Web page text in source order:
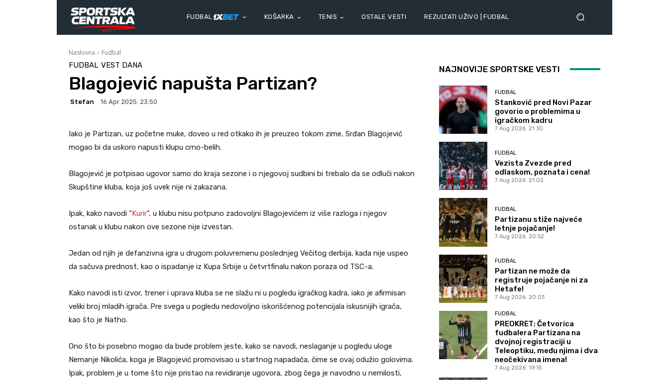
FUDBAL KOŠARKA TENIS OSTALE VESTI REZULTATI UŽIVO | FUDBAL
Naslovna Fudbal
FUDBAL VEST DANA
Blagojević napušta Partizan?
Stefan 16 Apr 2025. 23:50
Iako je Partizan, uz početne muke, doveo u red otkako ih je preuzeo tokom zime, Srđan Blagojević
mogao bi da uskoro napusti klupu crno-belih.
Blagojević je potpisao ugovor samo do kraja sezone i o njegovoj sudbini bi trebalo da se odluči nakon
Skupštine kluba, koja još uvek nije ni zakazana.
Ipak, kako navodi “Kurir“, u klubu nisu potpuno zadovoljni Blagojevićem iz više razloga i njegov
ostanak u klubu nakon ove sezone nije izvestan.
Jedan od njih je defanzivna igra u drugom poluvremenu poslednjeg Večitog derbija, kada nije uspeo
da sačuva prednost, kao o ispadanje iz Kupa Srbije u četvrtfinalu nakon poraza od TSC-a.
Kako navodi isti izvor, trener i uprava kluba se ne slažu ni u pogledu igračkog kadra, iako je afirmisan
veliki broj mladih igrača. Pre svega u pogledu nedovoljno iskorišćenog potencijala iskusnijih igrača,
kao što je Natho.
Ono što bi posebno mogao da bude problem jeste, kako se navodi, neslaganje u pogledu uloge
Nemanje Nikolića, koga je Blagojević promovisao u startnog napadača, čime se ovaj odužio golovima.
Ipak, problem je u tome što nije pristao na revidiranje ugovora, zbog čega je navodno u nemilosti,
NAJNOVIJE SPORTSKE VESTI
FUDBAL
Stanković pred Novi Pazar
govorio o problemima u
igračkom kadru
7 Aug 2026. 21:30
FUDBAL
Vezista Zvezde pred
odlaskom, poznata i cena!
7 Aug 2026. 21:02
FUDBAL
Partizanu stiže najveće
letnje pojačanje!
7 Aug 2026. 20:52
FUDBAL
Partizan ne može da
registruje pojačanje ni za
Hetafe!
7 Aug 2026. 20:03
FUDBAL
PREOKRET: Četvorica
fudbalera Partizana na
dvojnoj registraciji u
Teleoptiku, među njima i dva
neočekivana imena!
7 Aug 2026. 19:15